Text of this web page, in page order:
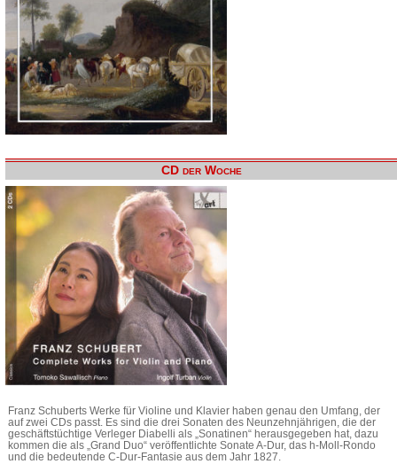
CD der Woche
Franz Schuberts Werke für Violine und Klavier haben genau den Umfang, der
auf zwei CDs passt. Es sind die drei Sonaten des Neunzehnjährigen, die der
geschäftstüchtige Verleger Diabelli als „Sonatinen“ herausgegeben hat, dazu
kommen die als „Grand Duo“ veröffentlichte Sonate A-Dur, das h-Moll-Rondo
und die bedeutende C-Dur-Fantasie aus dem Jahr 1827.